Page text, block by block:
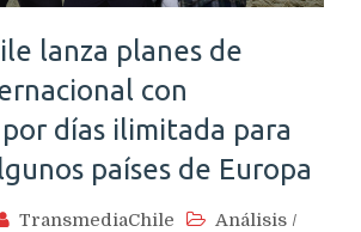
lanza planes de
con
días ilimitada para
países de Europa
TransmediaChile Análisis /